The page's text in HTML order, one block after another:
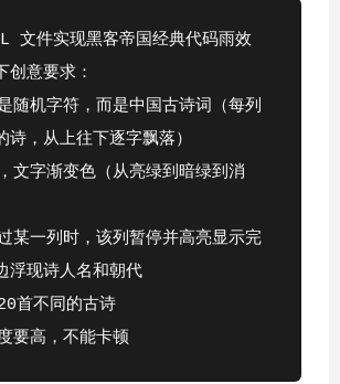
文件实现黑客帝国经典代码雨效
创意要求：
随机字符，而是中国古诗词（每列
诗，从上往下逐字飘落）
文字渐变色（从亮绿到暗绿到消
某一列时，该列暂停并高亮显示完
浮现诗人名和朝代
首不同的古诗
要高，不能卡顿